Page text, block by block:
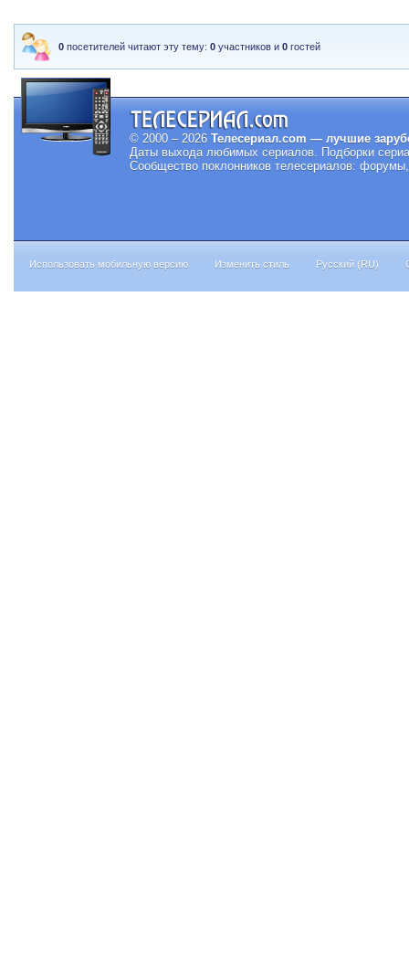
0 посетителей читают эту тему:0 участников и0 гостей
© 2000 – 2026 Телесериал.com — лучшие
Даты выхода любимых сериалов. Подборки
Сообщество поклонников телесериалов:
Использовать мобильную версию Изменить стиль Русский (RU)